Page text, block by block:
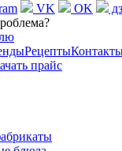
VK OK
Рецепты
прайс